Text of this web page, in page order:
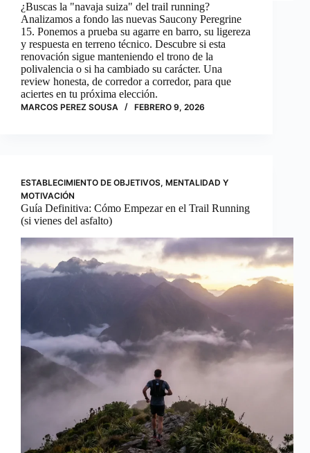
¿Buscas la "navaja suiza" del trail running?
Analizamos a fondo las nuevas Saucony Peregrine
15. Ponemos a prueba su agarre en barro, su ligereza
y respuesta en terreno técnico. Descubre si esta
renovación sigue manteniendo el trono de la
polivalencia o si ha cambiado su carácter. Una
review honesta, de corredor a corredor, para que
aciertes en tu próxima elección.
MARCOS PEREZ SOUSA FEBRERO 9, 2026
ESTABLECIMIENTO DE OBJETIVOS, MENTALIDAD Y
MOTIVACIÓN
Guía Definitiva: Cómo Empezar en el Trail Running
(si vienes del asfalto)